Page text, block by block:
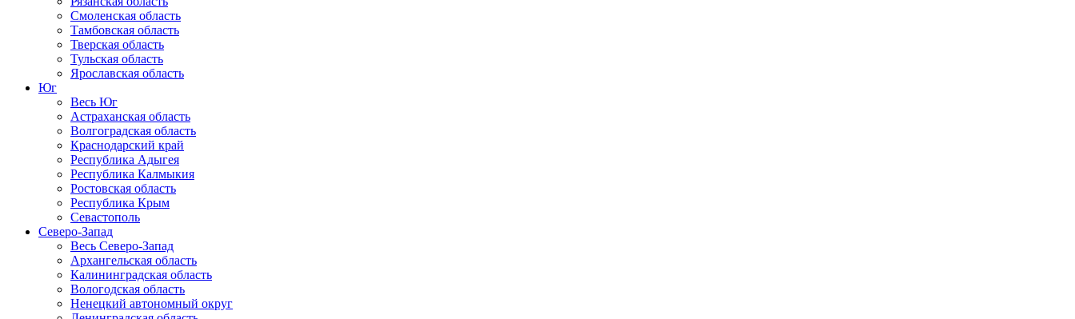
Смоленская область
Тамбовская область
Тверская область
Тульская область
Ярославская область
Юг
Весь Юг
Астраханская область
Волгоградская область
Краснодарский край
Республика Адыгея
Республика Калмыкия
Ростовская область
Республика Крым
Севастополь
Северо-Запад
Весь Северо-Запад
Архангельская область
Калининградская область
Вологодская область
Ненецкий автономный округ